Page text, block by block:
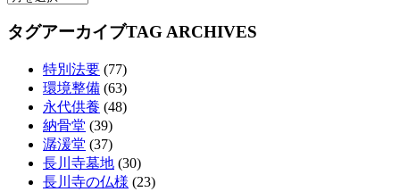
タグアーカイブTAG ARCHIVES
特別法要 (77)
環境整備 (63)
永代供養 (48)
納骨堂 (39)
潺湲堂 (37)
長川寺墓地 (30)
長川寺の仏様 (23)